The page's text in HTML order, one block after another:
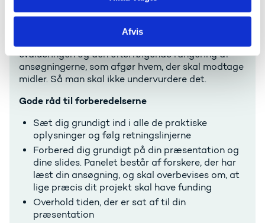
Afvis
Hvis din ERC-ansøgning går videre til step 2 i
evalueringsprocessen og du inviteres til et
interview, er der en række ting, det er vigtigt at
evalueringen og den efterfølgende rangering af
ansøgningerne, som afgør hvem, der skal modtage
midler. Så man skal ikke undervurdere det.
Gode råd til forberedelserne
Sæt dig grundigt ind i alle de praktiske
oplysninger og følg retningslinjerne
Forbered dig grundigt på din præsentation og
dine slides. Panelet består af forskere, der har
læst din ansøgning, og skal overbevises om, at
lige præcis dit projekt skal have funding
Overhold tiden, der er sat af til din
præsentation